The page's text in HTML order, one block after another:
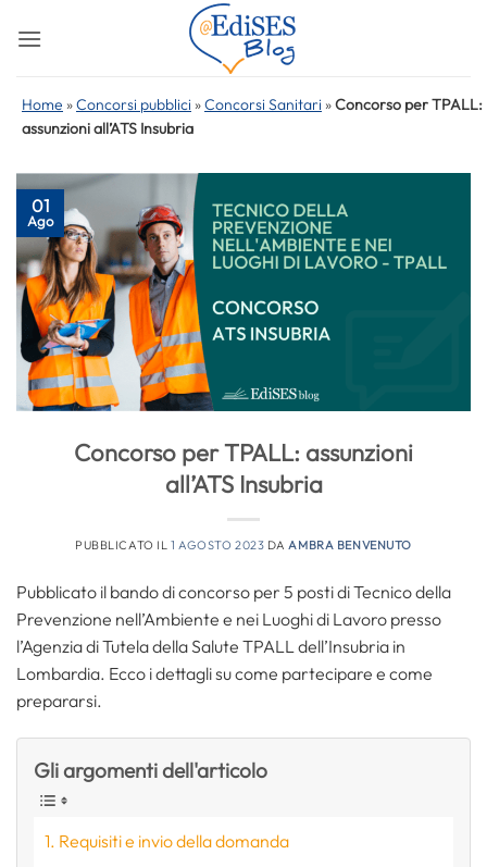
Home »Concorsi pubblici »Concorsi Sanitari »Concorso per TPALL:
assunzioni all’ATS Insubria
01
Ago
Concorso per TPALL: assunzioni
all’ATS Insubria
PUBBLICATO IL 1 AGOSTO 2023 DA AMBRA BENVENUTO
Pubblicato il bando di concorso per 5 posti di Tecnico della
Prevenzione nell’Ambiente e nei Luoghi di Lavoro presso
l’Agenzia di Tutela della Salute TPALL dell’Insubria in
Lombardia. Ecco i dettagli su come partecipare e come
prepararsi.
Gli argomenti dell'articolo
Requisiti e invio della domanda